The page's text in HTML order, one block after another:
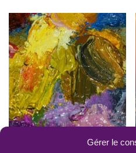
Gérer le
Cadeau énergétique :